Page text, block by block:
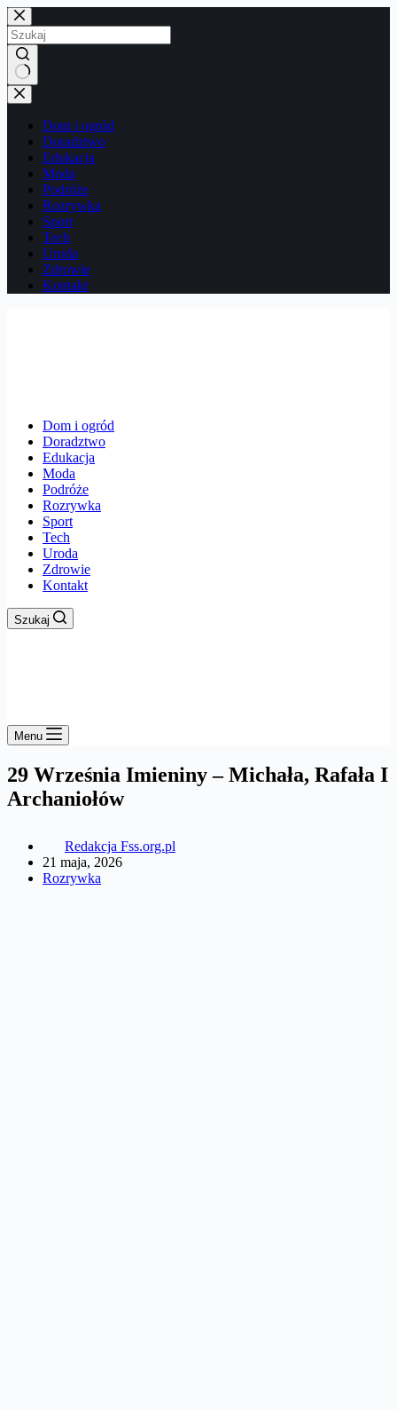
Przejdź
do
treści
Brak
wyników
Dom i ogród
Doradztwo
Edukacja
Moda
Podróże
Rozrywka
Sport
Tech
Uroda
Zdrowie
Kontakt
Dom i ogród
Doradztwo
Edukacja
Moda
Podróże
Rozrywka
Sport
Tech
Uroda
Zdrowie
Kontakt
Szukaj
Menu
29 Września Imieniny – Michała, Rafała I
Archaniołów
Redakcja Fss.org.pl
21 maja, 2026
Rozrywka